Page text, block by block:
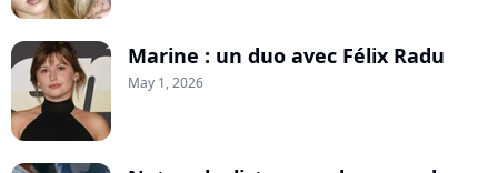
Marine : un duo avec Félix Radu
May 1, 2026